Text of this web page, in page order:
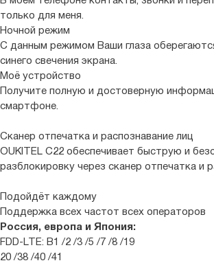
только для меня.
Ночной режим
С данным режимом Ваши глаза
синего свечения экрана.
Моё устройство
Получите полную и достоверную
смартфоне.
Сканер отпечатка и распознавание лиц
OUKITEL C22 обеспечивает быструю и
разблокировку через сканер отпечатка и
Подойдёт каждому
Поддержка всех частот всех операторов
Россия, европа и Япония:
FDD-LTE: B1 /2 /3 /5 /7 /8 /19
20 /38 /40 /41